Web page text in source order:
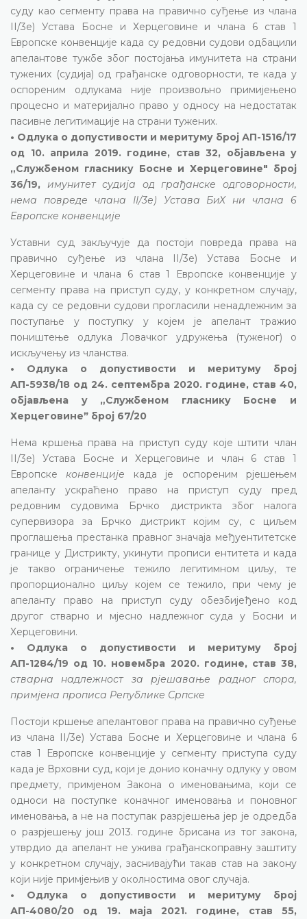
суду као сегменту права на правично суђење из члана
II/3е) Устава Босне и Херцеговине и члана 6 став 1
Европске конвенције када су редовни судови одбацили
апелантове тужбе због постојања имунитета на страни
тужених (судија) од грађанске одговорности, те када у
оспореним одлукама није произвољно примијењено
процесно и материјално право у односу на недостатак
пасивне легитимације на страни тужених.
• Одлука о допустивости и меритуму број АП-1516/17
од 10. априла 2019. године, став 32, објављена у
„Службеном гласнику Босне и Херцеговине" број
36/19, имунитет судија од грађанске одговорности,
нема повреде члана II/3е) Устава БиХ ни члана 6
Европске конвенције
Уставни суд закључује да постоји повреда права на
правично суђење из члана II/3е) Устава Босне и
Херцеговине и члана 6 став 1 Европске конвенције у
сегменту права на приступ суду, у конкретном случају,
када су се редовни судови прогласили ненадлежним за
поступање у поступку у којем је апелант тражио
поништење одлука Ловачког удружења (туженог) о
искључењу из чланства.
• Одлука о допустивости и меритуму број
АП-5938/18 од 24. септембра 2020. године, став 40,
објављена у „Службеном гласнику Босне и
Херцеговинеˮ број 67/20
Нема кршења права на приступ суду које штити члан
II/3е) Устава Босне и Херцеговине и члан 6 став 1
Европскеконвенције када је оспореним рјешењем
апеланту ускраћено право на приступ суду пред
редовним судовима Брчко дистрикта због налога
супервизора за Брчко дистрикт којим су, с циљем
проглашења престанка правног значаја међуентитетске
границе у Дистрикту, укинути прописи ентитета и када
је такво ограничење тежило легитимном циљу, те
пропорционално циљу којем се тежило, при чему је
апеланту право на приступ суду обезбијеђено код
другог стварно и мјесно надлежног суда у Босни и
Херцеговини.
• Одлука о допустивости и меритуму број
АП-1284/19 од 10. новембра 2020. године, став 38,
стварна надлежност за рјешавање радног спора,
примјена прописа Републике Српске
Постоји кршење апелантовог права на правично суђење
из члана II/3е) Устава Босне и Херцеговине и члана 6
став 1 Европске конвенције у сегменту приступа суду
када је Врховни суд, који је донио коначну одлуку у овом
предмету, примјеном Закона о именовањима, који се
односи на поступке коначног именовања и поновног
именовања, а не на поступак разрјешења јер је одредба
о разрјешењу још 2013. године брисана из тог закона,
утврдио да апелант не ужива грађанскоправну заштиту
у конкретном случају, заснивајући такав став на закону
који није примјењив у околностима овог случаја.
• Одлука о допустивости и меритуму број
АП-4080/20 од 19. маја 2021. године, став 55,